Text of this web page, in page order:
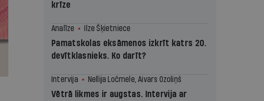
krīze
Analīze Ilze Šķietniece
Pamatskolas eksāmenos izkrīt katrs 20.
devītklasnieks. Ko darīt?
Intervija Nellija Ločmele, Aivars Ozoliņš
Vētrā likmes ir augstas. Intervija ar